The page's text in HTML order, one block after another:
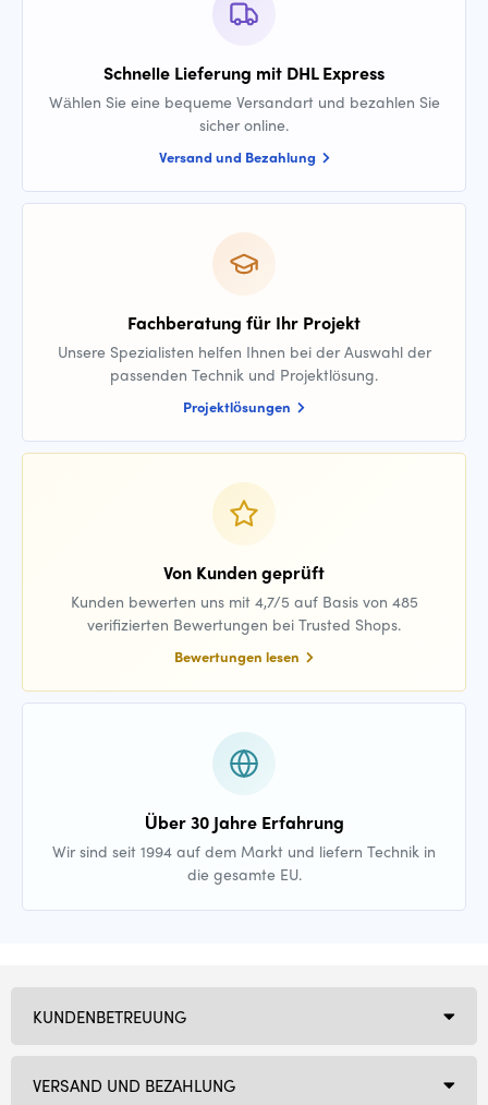
Schnelle Lieferung mit DHL Express
Wählen Sie eine bequeme Versandart und bezahlen Sie
sicher online.
Versand und Bezahlung
Fachberatung für Ihr Projekt
Unsere Spezialisten helfen Ihnen bei der Auswahl der
passenden Technik und Projektlösung.
Projektlösungen
Von Kunden geprüft
Kunden bewerten uns mit 4,7/5 auf Basis von 485
verifizierten Bewertungen bei Trusted Shops.
Bewertungen lesen
Über 30 Jahre Erfahrung
Wir sind seit 1994 auf dem Markt und liefern Technik in
die gesamte EU.
KUNDENBETREUUNG
VERSAND UND BEZAHLUNG